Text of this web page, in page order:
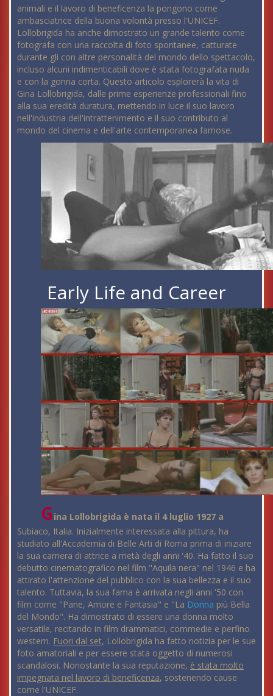
animali e il lavoro di beneficenza la pongono come
ambasciatrice della buona volontà presso l'UNICEF.
Lollobrigida ha anche dimostrato un grande talento come
fotografa con una raccolta di foto spontanee, catturate
durante gli con altre personalità del mondo dello spettacolo,
incluso alcuni indimenticabili dove è stata fotografata nuda
e con la gonna corta. Questo articolo esplorerà la vita di
Gina Lollobrigida, dalle prime esperienze professionali fino
alla sua eredità duratura, mettendo in luce il suo lavoro
nell'industria dell'intrattenimento e il suo contributo al
mondo del cinema e dell'arte contemporanea famose.
Early Life and Career
Gina Lollobrigida è nata il 4 luglio 1927 a
Subiaco, Italia. Inizialmente interessata alla pittura, ha
studiato all'Accademia di Belle Arti di Roma prima di iniziare
la sua carriera di attrice a metà degli anni '40. Ha fatto il suo
debutto cinematografico nel film "Aquila nera" nel 1946 e ha
attirato l'attenzione del pubblico con la sua bellezza e il suo
talento. Tuttavia, la sua fama è arrivata negli anni '50 con
film come "Pane, Amore e Fantasia" e "La Donna più Bella
del Mondo". Ha dimostrato di essere una donna molto
versatile, recitando in film drammatici, commedie e perfino
western. Fuori dal set, Lollobrigida ha fatto notizia per le sue
foto amatoriali e per essere stata oggetto di numerosi
scandalosi. Nonostante la sua reputazione, è stata molto
impegnata nel lavoro di beneficenza, sostenendo cause
come l'UNICEF.